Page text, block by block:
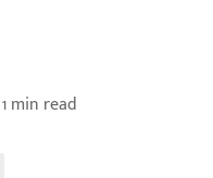
1min read